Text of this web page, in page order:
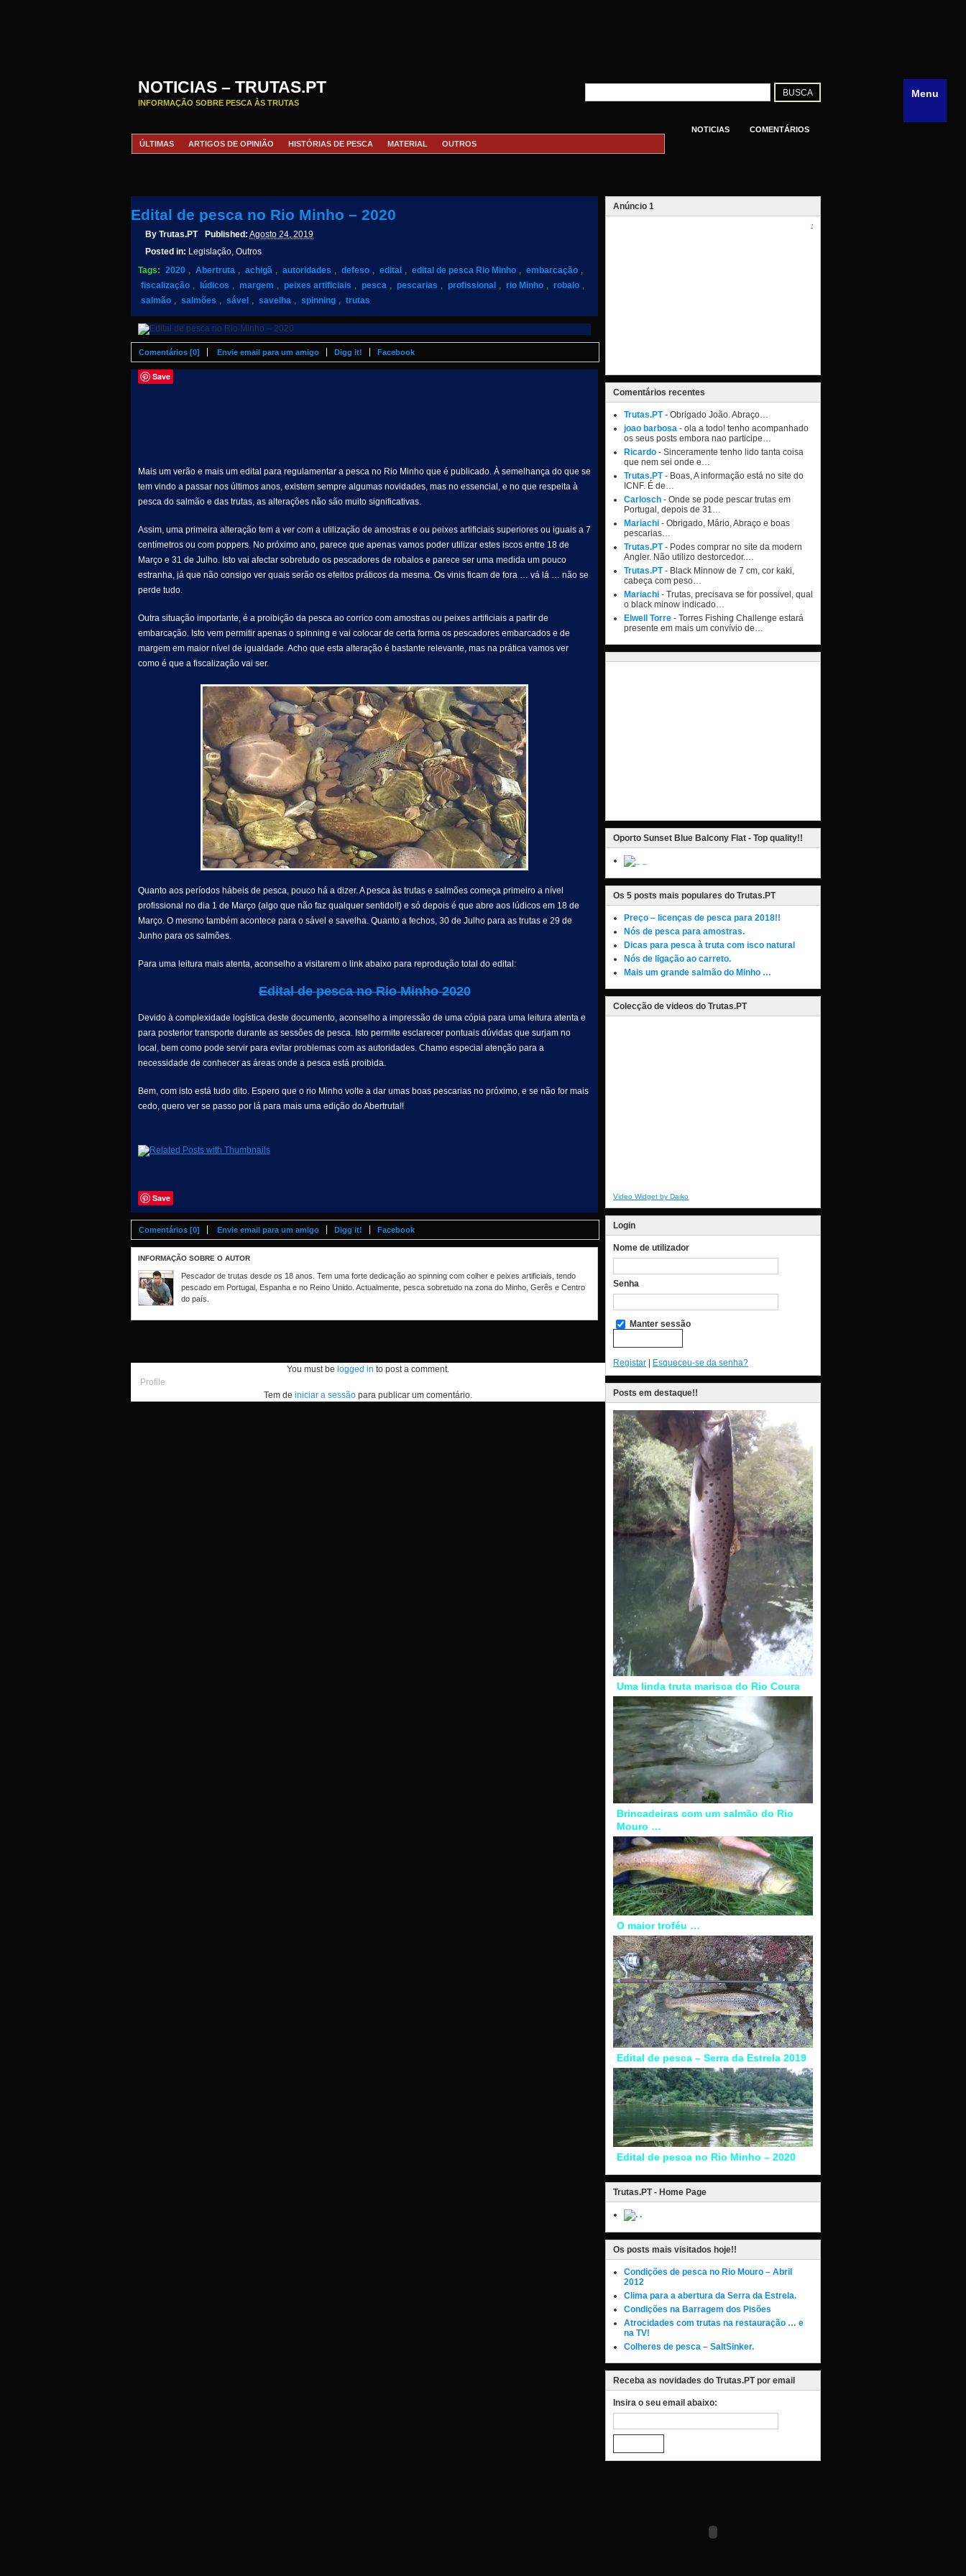
NOTICIAS – TRUTAS.PT
INFORMAÇÃO SOBRE PESCA ÀS TRUTAS
NOTICIAS
COMENTÁRIOS
ÚLTIMAS
ARTIGOS DE OPINIÃO HISTÓRIAS DE PESCA MATERIAL OUTROS
Edital de pesca no Rio Minho – 2020
By Trutas.PT Published: Agosto 24, 2019
Posted in: Legislação, Outros
Tags: 2020 , Abertruta , achigã , autoridades , defeso , edital , edital de pesca Rio Minho , embarcação ,
fiscalização , lúdicos , margem , peixes artificiais , pesca , pescarias , profissional , rio Minho , robalo ,
salmão , salmões , sável , savelha , spinning , trutas
Comentários [0] Envie email para um amigo Digg it! Facebook
Save
Mais um verão e mais um edital para regulamentar a pesca no Rio Minho que é publicado. À semelhança do que se
tem vindo a passar nos últimos anos, existem sempre algumas novidades, mas no essencial, e no que respeita à
pesca do salmão e das trutas, as alterações não são muito significativas.
Assim, uma primeira alteração tem a ver com a utilização de amostras e ou peixes artificiais superiores ou iguais a 7
centímetros ou com poppers. No próximo ano, parece que apenas vamos poder utilizar estes iscos entre 18 de
Março e 31 de Julho. Isto vai afectar sobretudo os pescadores de robalos e parece ser uma medida um pouco
estranha, já que não consigo ver quais serão os efeitos práticos da mesma. Os vinis ficam de fora … vá lá … não se
perde tudo.
Outra situação importante, é a proibição da pesca ao corrico com amostras ou peixes artificiais a partir de
embarcação. Isto vem permitir apenas o spinning e vai colocar de certa forma os pescadores embarcados e de
margem em maior nível de igualdade. Acho que esta alteração é bastante relevante, mas na prática vamos ver
como é que a fiscalização vai ser.
Quanto aos períodos hábeis de pesca, pouco há a dizer. A pesca às trutas e salmões começa primeiro a nível
profissional no dia 1 de Março (algo que não faz qualquer sentido!!) e só depois é que abre aos lúdicos em 18 de
Março. O mesmo também acontece para o sável e savelha. Quanto a fechos, 30 de Julho para as trutas e 29 de
Junho para os salmões.
Para uma leitura mais atenta, aconselho a visitarem o link abaixo para reprodução total do edital:
Edital de pesca no Rio Minho 2020
Devido à complexidade logística deste documento, aconselho a impressão de uma cópia para uma leitura atenta e
para posterior transporte durante as sessões de pesca. Isto permite esclarecer pontuais dúvidas que surjam no
local, bem como pode servir para evitar problemas com as autoridades. Chamo especial atenção para a
necessidade de conhecer as áreas onde a pesca está proibida.
Bem, com isto está tudo dito. Espero que o rio Minho volte a dar umas boas pescarias no próximo, e se não for mais
cedo, quero ver se passo por lá para mais uma edição do Abertruta!!
Save
Comentários [0] Envie email para um amigo Digg it! Facebook
INFORMAÇÃO SOBRE O AUTOR
Pescador de trutas desde os 18 anos. Tem uma forte dedicação ao spinning com colher e peixes artificiais, tendo
pescado em Portugal, Espanha e no Reino Unido. Actualmente, pesca sobretudo na zona do Minho, Gerês e Centro
do país.
You must be logged in to post a comment.
Profile
Tem de iniciar a sessão para publicar um comentário.
Anúncio 1
?
Comentários recentes
Trutas.PT- Obrigado João. Abraço…
joao barbosa - ola a todo! tenho acompanhado
os seus posts embora nao participe…
Ricardo - Sinceramente tenho lido tanta coisa
que nem sei onde e…
Trutas.PT- Boas, A informação está no site do
ICNF. É de…
Carlosch - Onde se pode pescar trutas em
Portugal, depois de 31…
Mariachi - Obrigado, Mário, Abraço e boas
pescarias…
Trutas.PT- Podes comprar no site da modern
Angler. Não utilizo destorcedor.…
Trutas.PT- Black Minnow de 7 cm, cor kaki,
cabeça com peso…
Mariachi - Trutas, precisava se for possivel, qual
o black minow indicado…
Elwell Torre - Torres Fishing Challenge estará
presente em mais um convívio de…
Oporto Sunset Blue Balcony Flat - Top quality!!
Os 5 posts mais populares do Trutas.PT
Preço – licenças de pesca para 2018!!
Nós de pesca para amostras.
Dicas para pesca à truta com isco natural
Nós de ligação ao carreto.
Mais um grande salmão do Minho …
Colecção de videos do Trutas.PT
Video Widget by Daiko
Login
Nome de utilizador
Senha
Manter sessão
Registar | Esqueceu-se da senha?
Posts em destaque!!
Uma linda truta marisca do Rio Coura
Brincadeiras com um salmão do Rio
Mouro …
O maior troféu …
Edital de pesca – Serra da Estrela 2019
Edital de pesca no Rio Minho – 2020
Trutas.PT - Home Page
.
Os posts mais visitados hoje!!
Condições de pesca no Rio Mouro – Abril
2012
Clima para a abertura da Serra da Estrela.
Condições na Barragem dos Pisões
Atrocidades com trutas na restauração … e
na TV!
Colheres de pesca – SaltSinker.
Receba as novidades do Trutas.PT por email
Insira o seu email abaixo:
Menu